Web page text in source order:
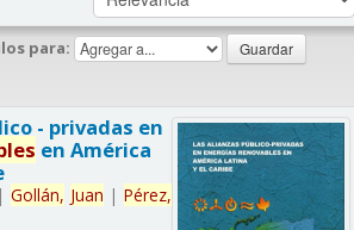
para:
- privadas en
en América
| Gollán, Juan | Pérez,